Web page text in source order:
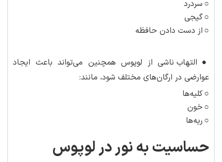
○ سردرد
○گیجی
○ از دست دادن حافظه
● التهاب ناشی از لوپوس همچنین می‌تواند باعث ایجاد
عوارضی در ارگان‌های مختلف شود، مانند:
○کلیه‌ها
○ خون
○ ریه‌ها
حساسیت به نور در لوپوس